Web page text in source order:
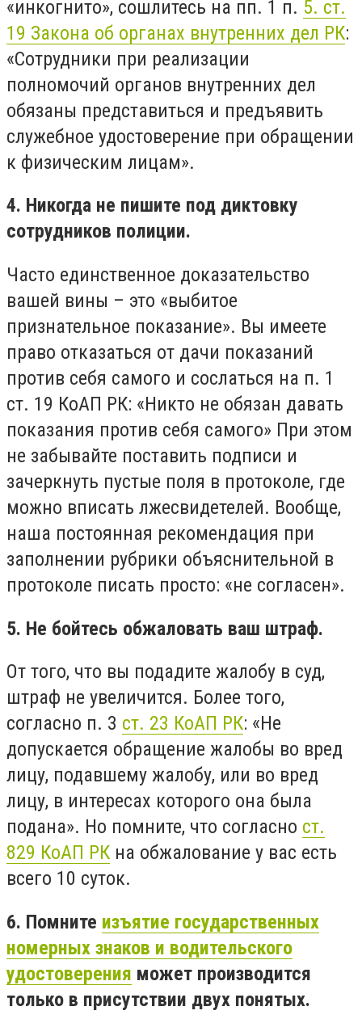
«инкогнито», сошлитесь на пп. 1 п. 5. ст.
19 Закона об органах внутренних дел РК:
«Сотрудники при реализации
полномочий органов внутренних дел
обязаны представиться и предъявить
служебное удостоверение при обращении
к физическим лицам».
4. Никогда не пишите под диктовку
сотрудников полиции.
Часто единственное доказательство
вашей вины – это «выбитое
признательное показание». Вы имеете
право отказаться от дачи показаний
против себя самого и сослаться на п. 1
ст. 19 КоАП РК: «Никто не обязан давать
показания против себя самого» При этом
не забывайте поставить подписи и
зачеркнуть пустые поля в протоколе, где
можно вписать лжесвидетелей. Вообще,
наша постоянная рекомендация при
заполнении рубрики объяснительной в
протоколе писать просто: «не согласен».
5. Не бойтесь обжаловать ваш штраф.
От того, что вы подадите жалобу в суд,
штраф не увеличится. Более того,
согласно п. 3 ст. 23 КоАП РК: «Не
допускается обращение жалобы во вред
лицу, подавшему жалобу, или во вред
лицу, в интересах которого она была
подана». Но помните, что согласно ст.
829 КоАП РК на обжалование у вас есть
всего 10 суток.
6. Помните изъятие государственных
номерных знаков и водительского
удостоверения может производится
только в присутствии двух понятых.